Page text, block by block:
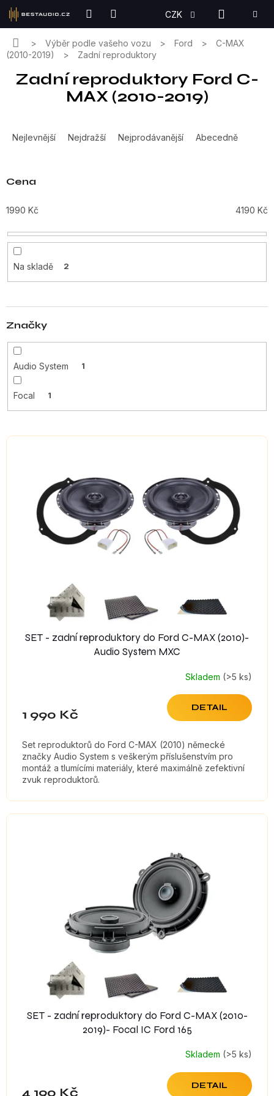
Přejít
obsah
CZK
KOŠÍK
DomůVýběr podle vašeho vozu Ford
C-MAX
(2010-2019)
Zadní reproduktory
Zadní reproduktory Ford C-
MAX (2010-2019)
a
n
í
r
o
d
u
t
Nejlevnější Nejdražší Nejprodávanější Abecedně
Cena
1990 Kč 4190 Kč
Na skladě 2
Značky
Audio System 1
Focal 1
V
SET - zadní reproduktory do Ford C-MAX (2010)-
Audio System MXC
Skladem (>5 ks)
1 990 Kč DETAIL
Set reproduktorů do Ford C-MAX (2010) německé
značky Audio System s veškerým příslušenstvím pro
montáž a tlumícími materiály, které maximálně zefektivní
zvuk reproduktorů.
SET - zadní reproduktory do Ford C-MAX (2010-
2019)- Focal IC Ford 165
Skladem (>5 ks)
4 190 Kč DETAIL